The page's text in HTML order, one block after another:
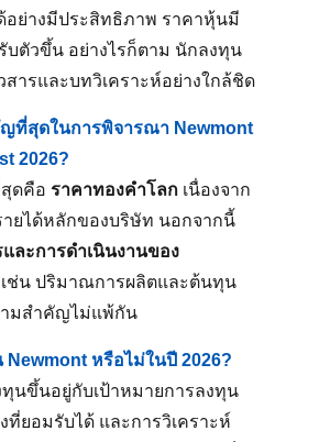
อย่างมีประสิทธิภาพ ราคาหุ้นมี
บตัวขึ้น อย่างไรก็ตาม นักลงทุน
ารและบทวิเคราะห์อย่างใกล้ชิด
ญที่สุดในการพิจารณา Newmont
2026?
ดคือ ราคาทองคำโลก เนื่องจาก
ายได้หลักของบริษัท นอกจากนี้
ละการดำเนินงานของ
เช่น ปริมาณการผลิตและต้นทุน
มสำคัญไม่แพ้กัน
Newmont หรือไม่ในปี 2026?
นขึ้นอยู่กับเป้าหมายการลงทุน
ที่ยอมรับได้ และการวิเคราะห์